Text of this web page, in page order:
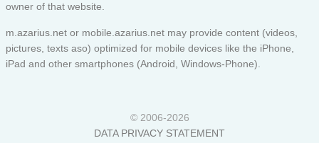
owner of that website.
m.azarius.net or mobile.azarius.net may provide content (videos,
pictures, texts aso) optimized for mobile devices like the iPhone,
iPad and other smartphones (Android, Windows-Phone).
© 2006-2026
DATA PRIVACY STATEMENT